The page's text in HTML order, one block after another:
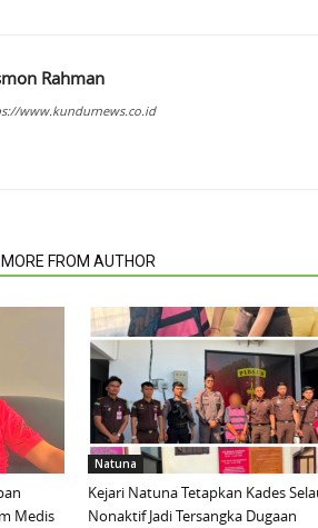
Rahman
www.kundurnews.co.id
MORE FROM AUTHOR
Medis
Natuna
Kejari Natuna Tetapkan Kades
Nonaktif Jadi Tersangka Dugaan